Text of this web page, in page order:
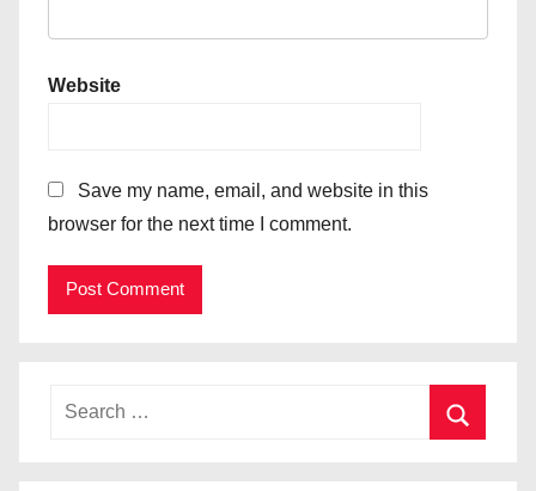
Website
Save my name, email, and website in this
browser for the next time I comment.